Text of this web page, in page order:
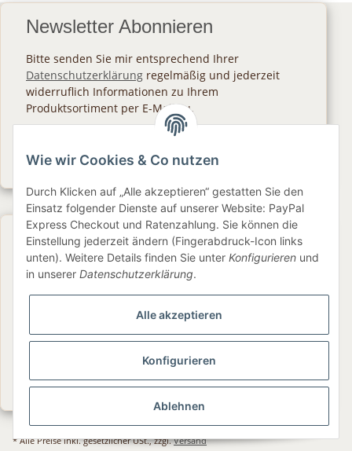
Newsletter Abonnieren
Bitte senden Sie mir entsprechend Ihrer
Datenschutzerklärung regelmäßig und jederzeit
widerruflich Informationen zu Ihrem
Produktsortiment per E-Mail zu.
Newsletter Abonnieren
Gesetzliche Informationen
Informationen
* Alle Preise inkl. gesetzlicher USt., zzgl.Versand
Wie wir Cookies & Co nutzen
Durch Klicken auf „Alle akzeptieren“ gestatten Sie den
Einsatz folgender Dienste auf unserer Website: PayPal
Express Checkout und Ratenzahlung. Sie können die
Einstellung jederzeit ändern (Fingerabdruck-Icon links
unten). Weitere Details finden Sie unter Konfigurieren und
in unserer Datenschutzerklärung.
Alle akzeptieren
Konfigurieren
Ablehnen